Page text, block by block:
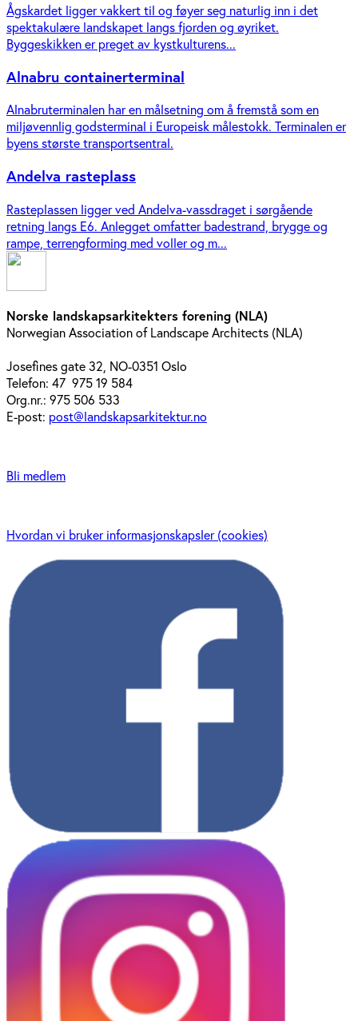
Ågskardet ligger vakkert til og føyer seg naturlig inn i det
spektakulære landskapet langs fjorden og øyriket.
Byggeskikken er preget av kystkulturens...
Alnabru containerterminal
Alnabruterminalen har en målsetning om å fremstå som en
miljøvennlig godsterminal i Europeisk målestokk. Terminalen er
byens største transportsentral.
Andelva rasteplass
Rasteplassen ligger ved Andelva-vassdraget i sørgående
retning langs E6. Anlegget omfatter badestrand, brygge og
rampe, terrengforming med voller og m...
Norske landskapsarkitekters forening (NLA)
Norwegian Association of Landscape Architects (NLA)
Josefines gate 32, NO-0351 Oslo
Telefon: 47 975 19 584
Org.nr.: 975 506 533
E-post: post@landskapsarkitektur.no
Bli medlem
Hvordan vi bruker informasjonskapsler (cookies)